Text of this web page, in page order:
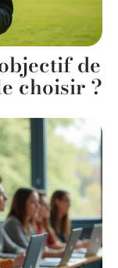
de
choisir ?